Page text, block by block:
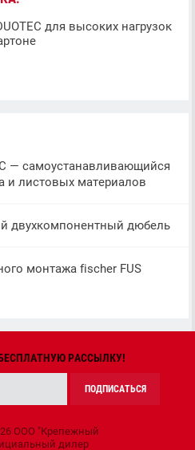
для высоких нагрузок
— самоустанавливающийся
и листовых материалов
двухкомпонентный дюбель
монтажа fischer FUS
РАССЫЛКУ!
ПОДПИСАТЬСЯ
ООО "Крепежный
дилер